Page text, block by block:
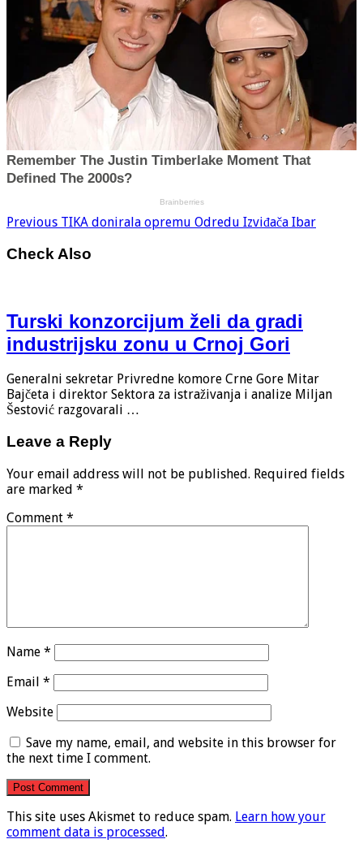
Previous TIKA donirala opremu Odredu Izviđača Ibar
Check Also
Turski konzorcijum želi da gradi
industrijsku zonu u Crnoj Gori
Generalni sekretar Privredne komore Crne Gore Mitar
Bajčeta i direktor Sektora za istraživanja i analize Miljan
Šestović razgovarali …
Leave a Reply
Your email address will not be published. Required fields
are marked *
Comment *
Name *
Email *
Website
Save my name, email, and website in this browser for
the next time I comment.
This site uses Akismet to reduce spam. Learn how your
comment data is processed.